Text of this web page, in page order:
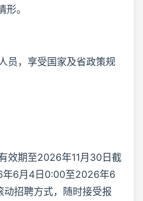
。
员，享受国家及省政策规
效期至2026年11月30日截
年6月4日0:00至2026年6
动招聘方式，随时接受报